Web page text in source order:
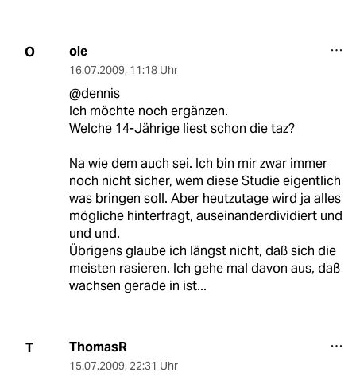
O ole
16.07.2009, 11:18 Uhr
@dennis
Ich möchte noch ergänzen.
Welche 14-Jährige liest schon die taz?
Na wie dem auch sei. Ich bin mir zwar immer
noch nicht sicher, wem diese Studie eigentlich
was bringen soll. Aber heutzutage wird ja alles
mögliche hinterfragt, auseinanderdividiert und
und und.
Übrigens glaube ich längst nicht, daß sich die
meisten rasieren. Ich gehe mal davon aus, daß
wachsen gerade in ist...
T ThomasR
15.07.2009, 22:31 Uhr